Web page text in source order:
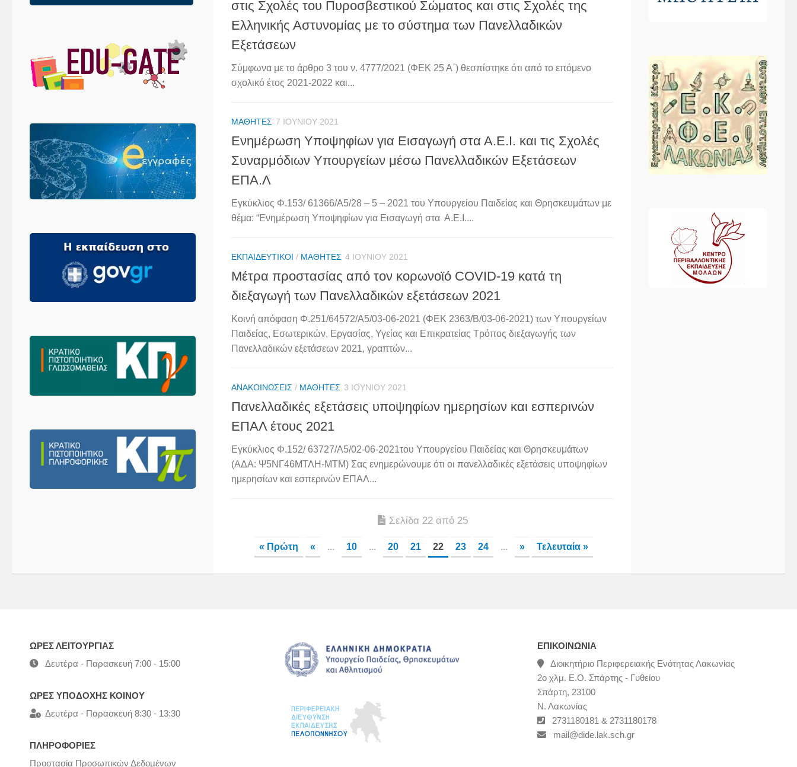
στις Σχολές του Πυροσβεστικού Σώματος και στις Σχολές της
Ελληνικής Αστυνομίας με το σύστημα των Πανελλαδικών
Εξετάσεων
Σύμφωνα με το άρθρο 3 του ν. 4777/2021 (ΦΕΚ 25 Α΄) θεσπίστηκε ότι από το επόμενο
σχολικό έτος 2021-2022 και...
ΜΑΘΗΤΈΣ 7 ΙΟΥΝΊΟΥ 2021
Ενημέρωση Υποψηφίων για Εισαγωγή στα Α.Ε.Ι. και τις Σχολές
Συναρμόδιων Υπουργείων μέσω Πανελλαδικών Εξετάσεων
ΕΠΑ.Λ
Εγκύκλιος Φ.153/ 61366/A5/28 – 5 – 2021 του Υπουργείου Παιδείας και Θρησκευμάτων με
θέμα: “Ενημέρωση Υποψηφίων για Εισαγωγή στα Α.Ε.Ι....
ΕΚΠΑΙΔΕΥΤΙΚΟΊ / ΜΑΘΗΤΈΣ 4 ΙΟΥΝΊΟΥ 2021
Μέτρα προστασίας από τον κορωνοϊό COVID-19 κατά τη
διεξαγωγή των Πανελλαδικών εξετάσεων 2021
Κοινή απόφαση Φ.251/64572/Α5/03-06-2021 (ΦΕΚ 2363/Β/03-06-2021) των Υπουργείων
Παιδείας, Εσωτερικών, Εργασίας, Υγείας και Επικρατείας Τρόπος διεξαγωγής των
Πανελλαδικών εξετάσεων 2021, γραπτών...
ΑΝΑΚΟΙΝΏΣΕΙΣ / ΜΑΘΗΤΈΣ 3 ΙΟΥΝΊΟΥ 2021
Πανελλαδικές εξετάσεις υποψηφίων ημερησίων και εσπερινών
ΕΠΑΛ έτους 2021
Εγκύκλιος Φ.152/ 63727/Α5/02-06-2021του Υπουργείου Παιδείας και Θρησκευμάτων
(ΑΔΑ: Ψ5ΝΓ46ΜΤΛΗ-ΜΤΜ) Σας ενημερώνουμε ότι οι πανελλαδικές εξετάσεις υποψηφίων
ημερησίων και εσπερινών ΕΠΑΛ...
Σελίδα 22 από 25
« Πρώτη « ... 10 ... 20 21 22 23 24 ... » Τελευταία »
ΩΡΕΣ ΛΕΙΤΟΥΡΓΙΑΣ
Δευτέρα - Παρασκευή 7:00 - 15:00
ΩΡΕΣ ΥΠΟΔΟΧΗΣ ΚΟΙΝΟΥ
Δευτέρα - Παρασκευή 8:30 - 13:30
ΠΛΗΡΟΦΟΡΙΕΣ
Προστασία Προσωπικών Δεδομένων
ΕΠΙΚΟΙΝΩΝΊΑ
Διοικητήριο Περιφερειακής Ενότητας Λακωνίας
2ο χλμ. Ε.Ο. Σπάρτης - Γυθείου
Σπάρτη, 23100
Ν. Λακωνίας
2731180181 & 2731180178
mail@dide.lak.sch.gr